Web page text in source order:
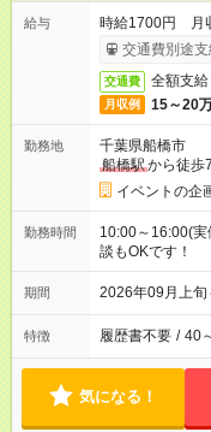
給与
時給1700円 月
交通費別途支
交通費 全額支給
月収例 15～20
勤務地
千葉県船橋市
船橋駅から徒歩
イベントの企
勤務時間
10:00～16:00(
談もOKです！
期間 2026年09月上
特徴 履歴書不要 / 40
気になる！